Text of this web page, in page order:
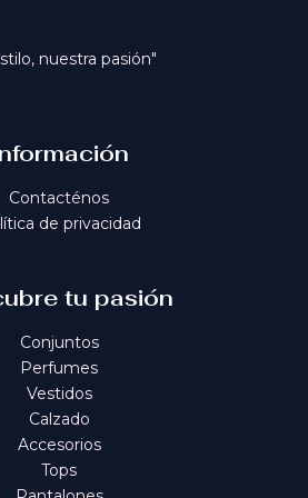
nuestra pasión"
Contacténos
de privacidad
tu pasión
Conjuntos
Perfumes
Vestidos
Calzado
Accesorios
Tops